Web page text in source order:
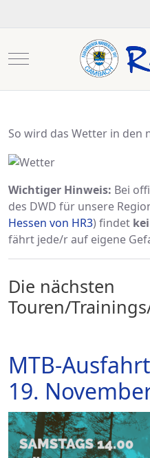
Mobile Menu Toggle
So wird das Wetter in den
Wichtiger Hinweis: Bei
des DWD für unsere
Hessen von HR3) findet
fährt jede/r auf eigene
Die nächsten
Touren/
MTB-
19.